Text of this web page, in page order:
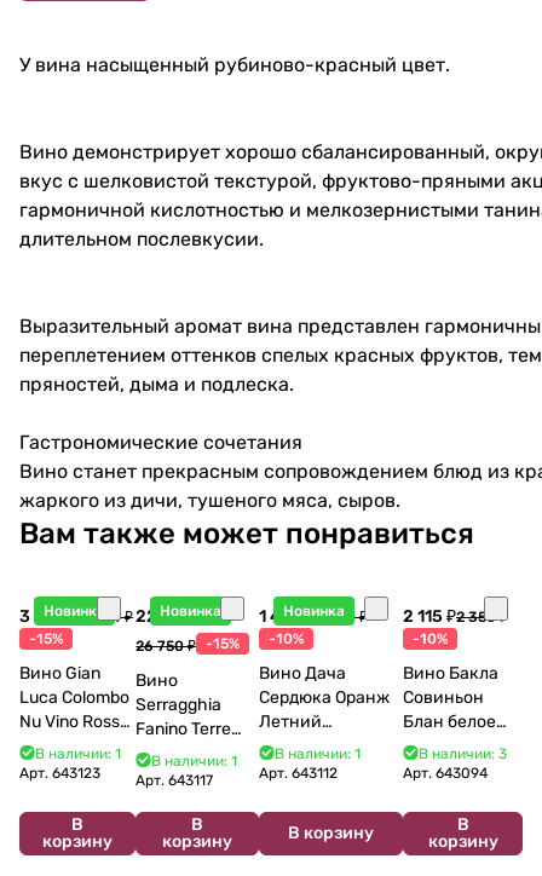
У вина насыщенный рубиново-красный цвет.
Вино демонстрирует хорошо сбалансированный,
вкус с шелковистой текстурой, фруктово-пряными
гармоничной кислотностью и мелкозернистыми
длительном послевкусии.
Выразительный аромат вина представлен
переплетением оттенков спелых красных фруктов,
пряностей, дыма и подлеска.
Гастрономические сочетания
Вино станет прекрасным сопровождением блюд из
жаркого из дичи, тушеного мяса, сыров.
Вам также может понравиться
Новинка
3 998 ₽4 704 ₽
-15%
Вино Gian
Luca Colombo
Nu Vino Rosso
2025 750 мл
В наличии: 1
Арт. 643123
В
корзину
Новинка
22 738 ₽
26 750 ₽ -15%
Вино
Serragghia
Fanino Terre
Siciliane IGP
2022 750 мл
В наличии: 1
Арт.643117
В
корзину
Новинка
1 440 ₽1 600 ₽
-10%
Вино Дача
Сердюка Оранж
Летний
Сибирьковый
2024 750 мл
В наличии: 1
Арт. 643112
В корзину
2 115 ₽2 350 ₽
-10%
Вино Бакла
Совиньон
Блан белое
сухое 750 мл
12%
В наличии: 3
Арт.643094
В
корзину